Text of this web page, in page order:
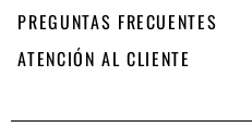
PREGUNTAS FRECUENTES
ATENCIÓN AL CLIENTE